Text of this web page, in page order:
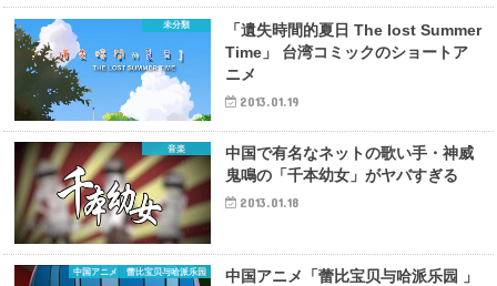
未分類
「遺失時間的夏日 The lost Summer
Time」 台湾コミックのショートア
ニメ
2013.01.19
音楽
中国で有名なネットの歌い手・神威
鬼鳴の「千本幼女」がヤバすぎる
2013.01.18
中国アニメ 蕾比宝贝与哈派乐园
中国アニメ「蕾比宝贝与哈派乐园 」